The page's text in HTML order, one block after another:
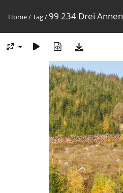
Home/Tag/ 99 234 Drei Annen